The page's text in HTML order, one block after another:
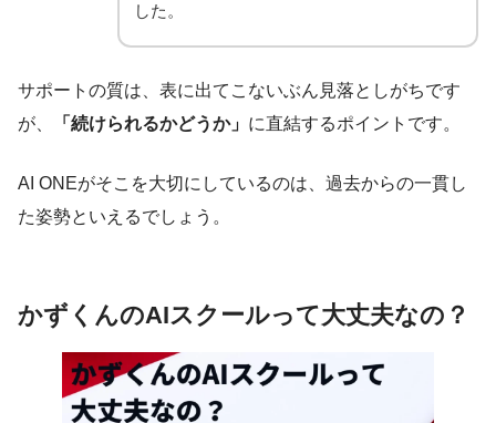
した。
サポートの質は、表に出てこないぶん見落としがちです
が、
「続けられるかどうか」 に直結するポイントです。
AI ONEがそこを大切にしているのは、過去からの一貫し
た姿勢といえるでしょう。
かずくんのAIスクールって大丈夫なの？